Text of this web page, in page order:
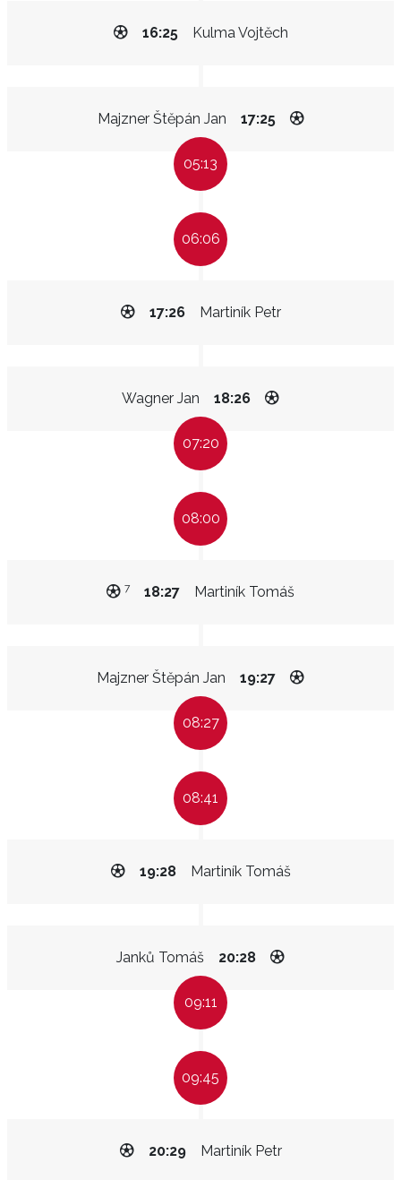
Kulma Vojtěch
16:25
Majzner Štěpán Jan 17:25
05:13
06:06
Martiník Petr
17:26
Wagner Jan 18:26
07:20
08:00
Martiník Tomáš
18:27
7
Majzner Štěpán Jan 19:27
08:27
08:41
Martiník Tomáš
19:28
Janků Tomáš 20:28
09:11
09:45
Martiník Petr
20:29